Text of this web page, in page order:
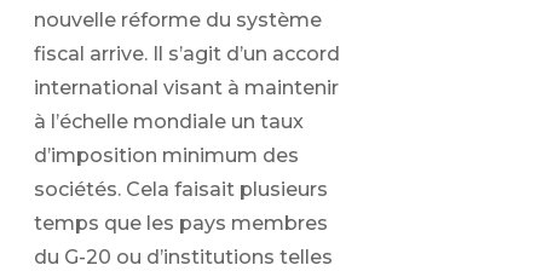
nouvelle réforme du système
fiscal arrive. Il s’agit d’un accord
international visant à maintenir
à l’échelle mondiale un taux
d’imposition minimum des
sociétés. Cela faisait plusieurs
temps que les pays membres
du G-20 ou d’institutions telles